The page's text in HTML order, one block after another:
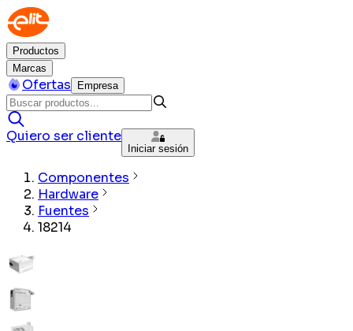
Productos
Marcas
Ofertas Empresa
Quiero ser cliente
Iniciar sesión
Componentes
Hardware
Fuentes
18214